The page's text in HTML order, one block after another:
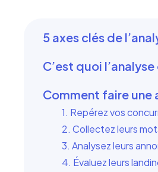
5 axes clés de
C’est quoi
Comment faire une
1. Repérez vos
2. Collectez leurs
3. Analysez leurs
4. Évaluez leurs